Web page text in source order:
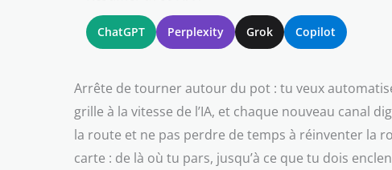
ChatGPT Perplexity Grok Copilot
Arrête de tourner autour du pot : tu veux
grille à la vitesse de l’IA, et chaque nouveau canal
la route et ne pas perdre de temps à réinventer la
carte : de là où tu pars, jusqu’à ce que tu dois